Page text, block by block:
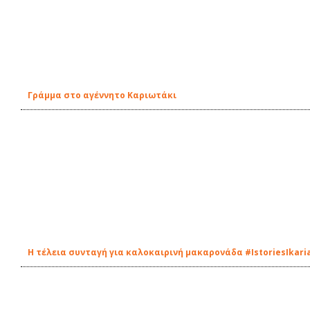
Γράμμα στο αγέννητο Καριωτάκι
Η τέλεια συνταγή για καλοκαιρινή μακαρονάδα